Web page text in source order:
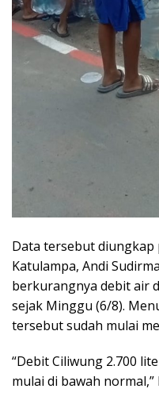
Data tersebut diungkap
Katulampa, Andi
berkurangnya debit air
sejak Minggu (6/8).
tersebut sudah mulai
“Debit Ciliwung 2.700
mulai di bawah normal,”